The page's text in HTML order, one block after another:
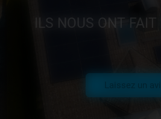
ILS NOUS ONT FAIT
Laissez un avis